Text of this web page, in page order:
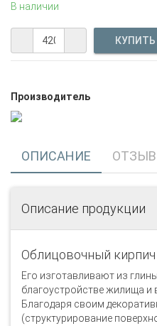
В наличии
Производитель
ОПИСАНИЕ
Описание продукции
Облицовочный
Его изготавливают из
благоустройстве жилища и
Благодаря своим
(структурирование